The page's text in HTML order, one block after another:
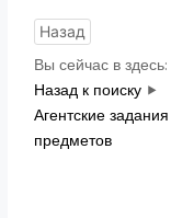
Назад
Вы сейчас в здесь:
Назад к поиску
Агентские задания
предметов